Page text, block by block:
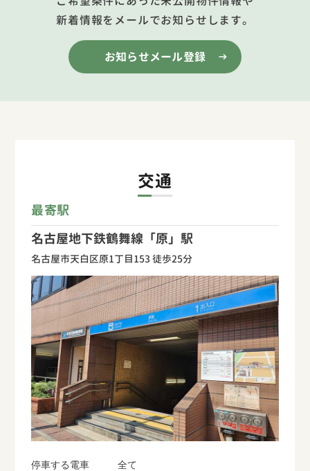
新着情報をメールでお知らせします。
お知らせメール登録
交通
最寄駅
停車する電車 全て
名古屋地下鉄鶴舞線「原」駅
名古屋市天白区原1丁目153 徒歩25分